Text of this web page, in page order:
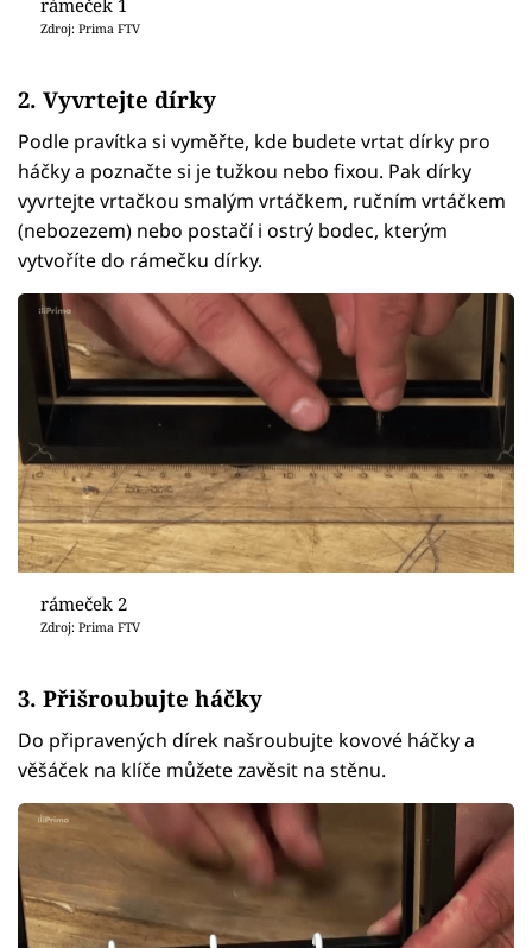
rámeček 1
Zdroj: Prima FTV
2. Vyvrtejte dírky
Podle pravítka si vyměřte, kde budete vrtat dírky pro
háčky a poznačte si je tužkou nebo fixou. Pak dírky
vyvrtejte vrtačkou smalým vrtáčkem, ručním vrtáčkem
(nebozezem) nebo postačí i ostrý bodec, kterým
vytvoříte do rámečku dírky.
rámeček 2
Zdroj: Prima FTV
3. Přišroubujte háčky
Do připravených dírek našroubujte kovové háčky a
věšáček na klíče můžete zavěsit na stěnu.